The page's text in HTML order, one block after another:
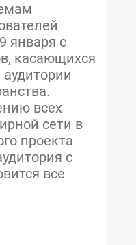
января с
касающихся
всех
сети в
проекта
с
все